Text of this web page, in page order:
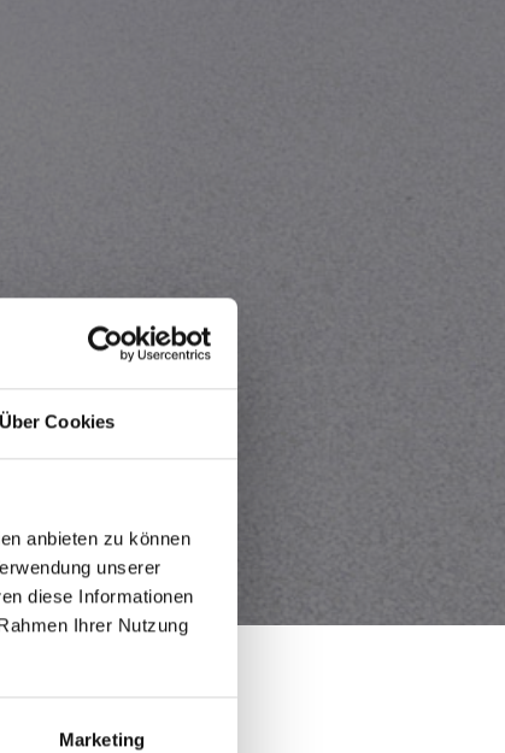
Über Cookies
anbieten zu können
unserer
diese Informationen
Ihrer Nutzung
Marketing